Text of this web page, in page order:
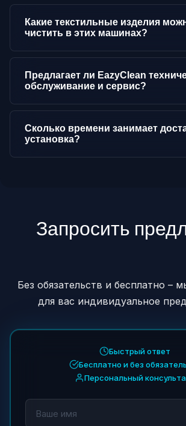
Какие текстильные изделия
чистить в этих машинах?
Предлагает ли EazyClean
обслуживание и сервис?
Сколько времени занимает
установка?
Запросить
Без обязательств и бесплатно –
для вас индивидуальное
Быстрый ответ
Бесплатно и без
Персональный